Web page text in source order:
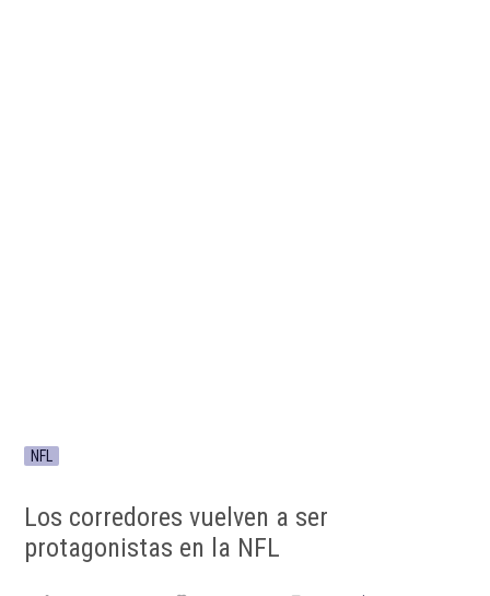
NFL
Los corredores vuelven a ser
protagonistas en la NFL